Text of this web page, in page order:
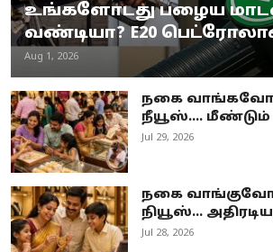
உங்களோடது பழைய
வண்டியா? E20
Aug 1, 2026
நகை
நீயூஸ்.... மீண்டும்
Jul 29, 2026
நகை
நியூஸ்...
Jul 28, 2026